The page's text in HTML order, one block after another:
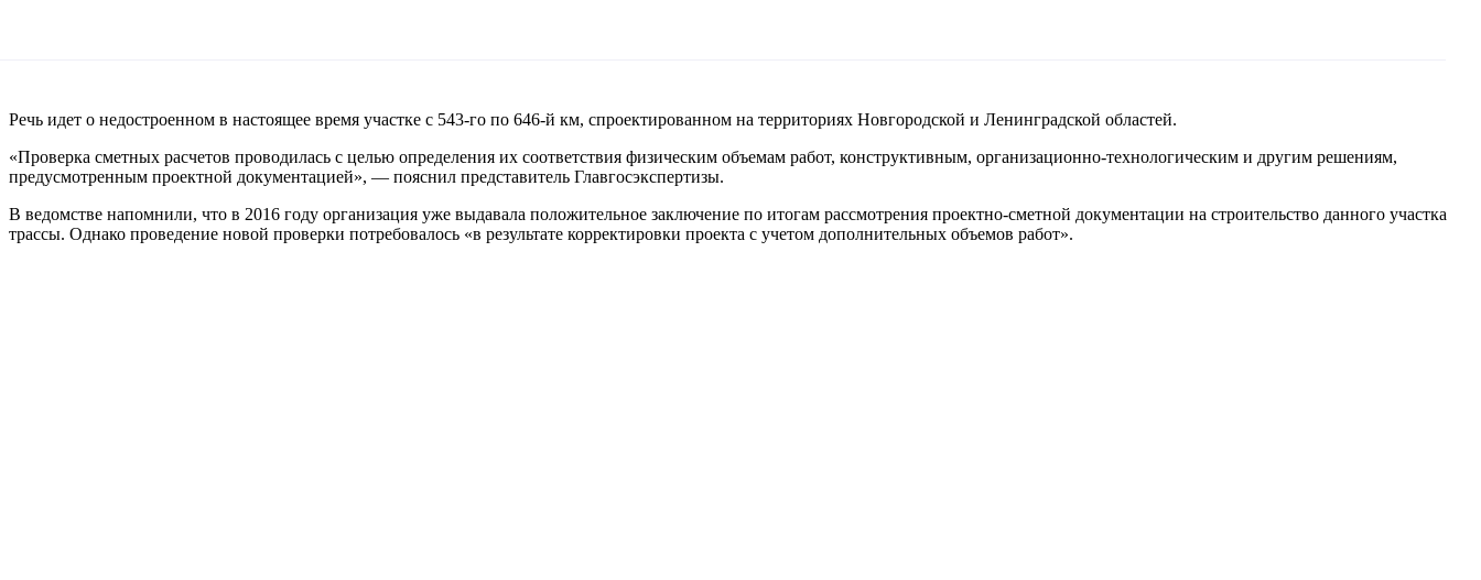
Речь идет о недостроенном в настоящее время участке с 543-го по 646-й км, спроектированном на территориях Новгородской и Ленинградской областей.
«Проверка сметных расчетов проводилась с целью определения их соответствия физическим объемам работ, конструктивным, организационно-технологическим и другим решениям,
предусмотренным проектной документацией», — пояснил представитель Главгосэкспертизы.
В ведомстве напомнили, что в 2016 году организация уже выдавала положительное заключение по итогам рассмотрения проектно-сметной документации на строительство данного участка
трассы. Однако проведение новой проверки потребовалось «в результате корректировки проекта с учетом дополнительных объемов работ».